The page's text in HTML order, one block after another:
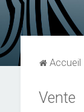
Accueil
Vente